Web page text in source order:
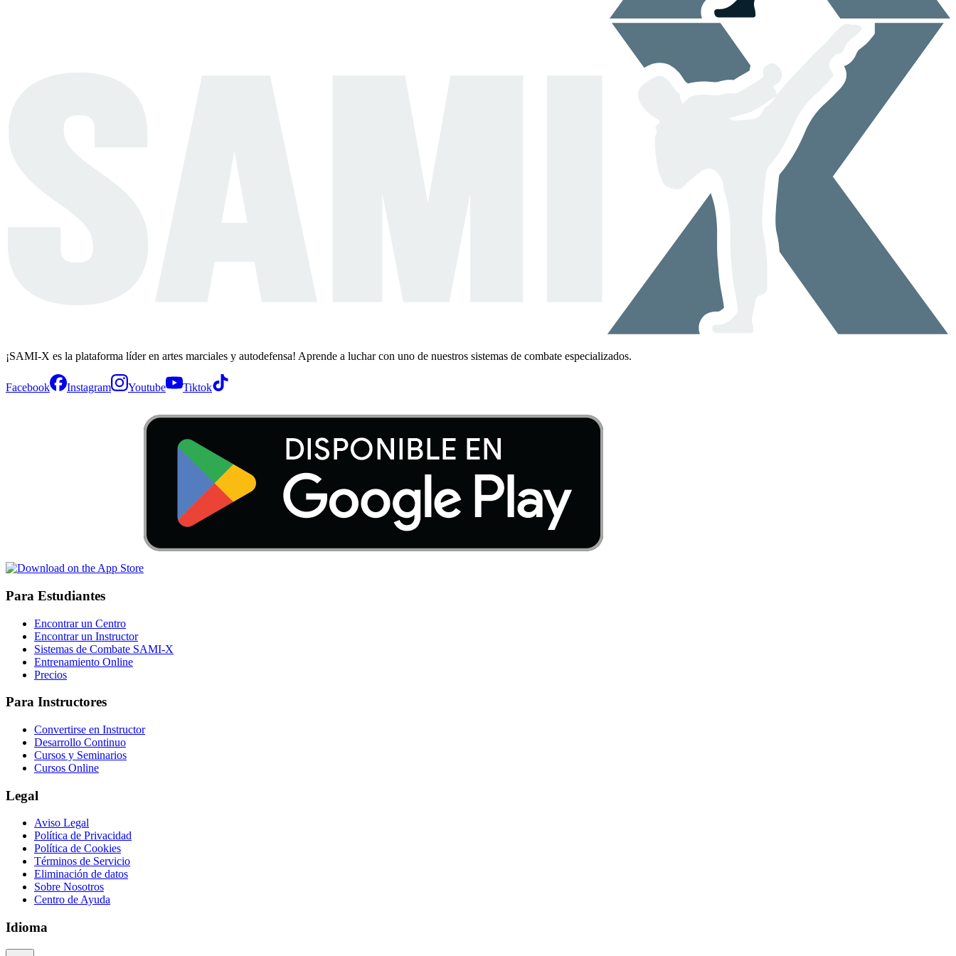
¡SAMI-X es la plataforma líder en artes marciales y autodefensa! Aprende a luchar con uno de nuestros sistemas de combate especializados.
Facebook Instagram Youtube Tiktok
Para Estudiantes
Encontrar un Centro
Encontrar un Instructor
Sistemas de Combate SAMI-X
Entrenamiento Online
Precios
Para Instructores
Convertirse en Instructor
Desarrollo Continuo
Cursos y Seminarios
Cursos Online
Legal
Aviso Legal
Política de Privacidad
Política de Cookies
Términos de Servicio
Eliminación de datos
Sobre Nosotros
Centro de Ayuda
Idioma